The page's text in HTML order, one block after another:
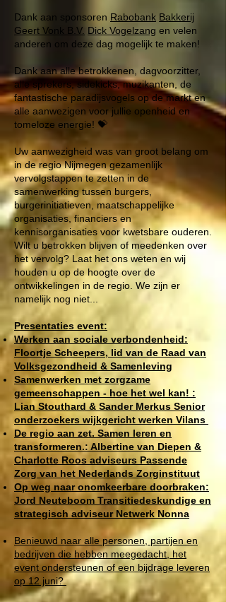
Dank aan sponsoren Rabobank Bakkerij
Geert Vonk B.V. Dick Vogelzang en velen
anderen om deze dag mogelijk te maken!
Dank aan alle betrokkenen, dagvoorzitter,
alle sprekers, sidekicks, muzikanten, de
fantastische paradijsvogels op de markt en
alle aanwezigen voor jullie openheid en
tomeloze energie! 💝
Uw aanwezigheid was van groot belang om
in de regio Nijmegen gezamenlijk
vervolgstappen te zetten in de
samenwerking tussen burgers,
burgerinitiatieven, maatschappelijke
organisaties, financiers en
kennisorganisaties voor kwetsbare ouderen.
Wilt u betrokken blijven of meedenken over
het vervolg? Laat het ons weten en wij
houden u op de hoogte over de
ontwikkelingen in de regio. We zijn er
namelijk nog niet...
Presentaties event:
Werken aan sociale verbondenheid:
Floortje Scheepers, lid van de Raad van
Volksgezondheid & Samenleving
Samenwerken met zorgzame
gemeenschappen - hoe het wel kan! :
Lian Stouthard & Sander Merkus Senior
onderzoekers wijkgericht werken Vilans
De regio aan zet. Samen leren en
transformeren.: Albertine van Diepen &
Charlotte Roos adviseurs Passende
Zorg van het Nederlands Zorginstituut
Op weg naar onomkeerbare doorbraken:
Jord Neuteboom Transitiedeskundige en
strategisch adviseur Netwerk Nonna
Benieuwd naar alle personen, partijen en
bedrijven die hebben meegedacht, het
event ondersteunen of een bijdrage leveren
op 12 juni?